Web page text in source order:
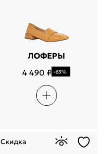
ЛОФЕРЫ
4 490 ₽ -63%
Скидка